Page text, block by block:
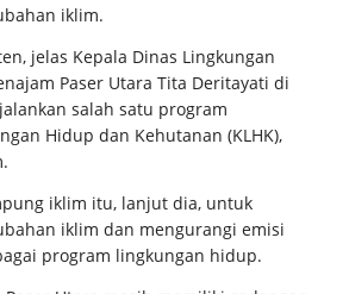
iklim.
jelas Kepala Dinas Lingkungan
Paser Utara Tita Deritayati di
salah satu program
Hidup dan Kehutanan (KLHK),
iklim itu, lanjut dia, untuk
iklim dan mengurangi emisi
program lingkungan hidup.